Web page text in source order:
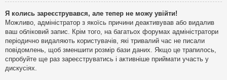
Я колись зареєструвався, але тепер не можу увійти!
Можливо, адміністратор з якоїсь причини деактивував або видалив
ваш обліковий запис. Крім того, на багатьох форумах адміністратори
періодично видаляють користувачів, які тривалий час не писали
повідомлень, щоб зменшити розмір бази даних. Якщо це трапилось,
спробуйте ще раз зареєструватись і активніше приймати участь у
дискусіях.